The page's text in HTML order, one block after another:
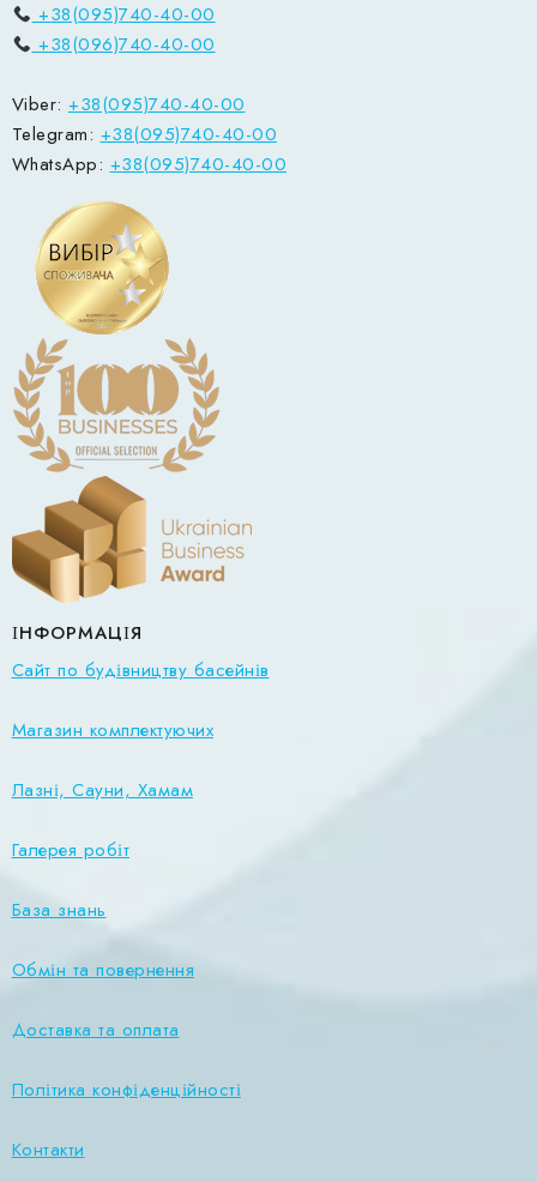
+38(095)740-40-00
+38(096)740-40-00
Viber: +38(095)740-40-00
Telegram:+38(095)740-40-00
WhatsApp:+38(095)740-40-00
ІНФОРМАЦІЯ
Сайт по будівництву басейнів
Магазин комплектуючих
Лазні, Сауни, Хамам
Галерея робіт
База знань
Обмін та повернення
Доставка та оплата
Політика конфіденційності
Контакти